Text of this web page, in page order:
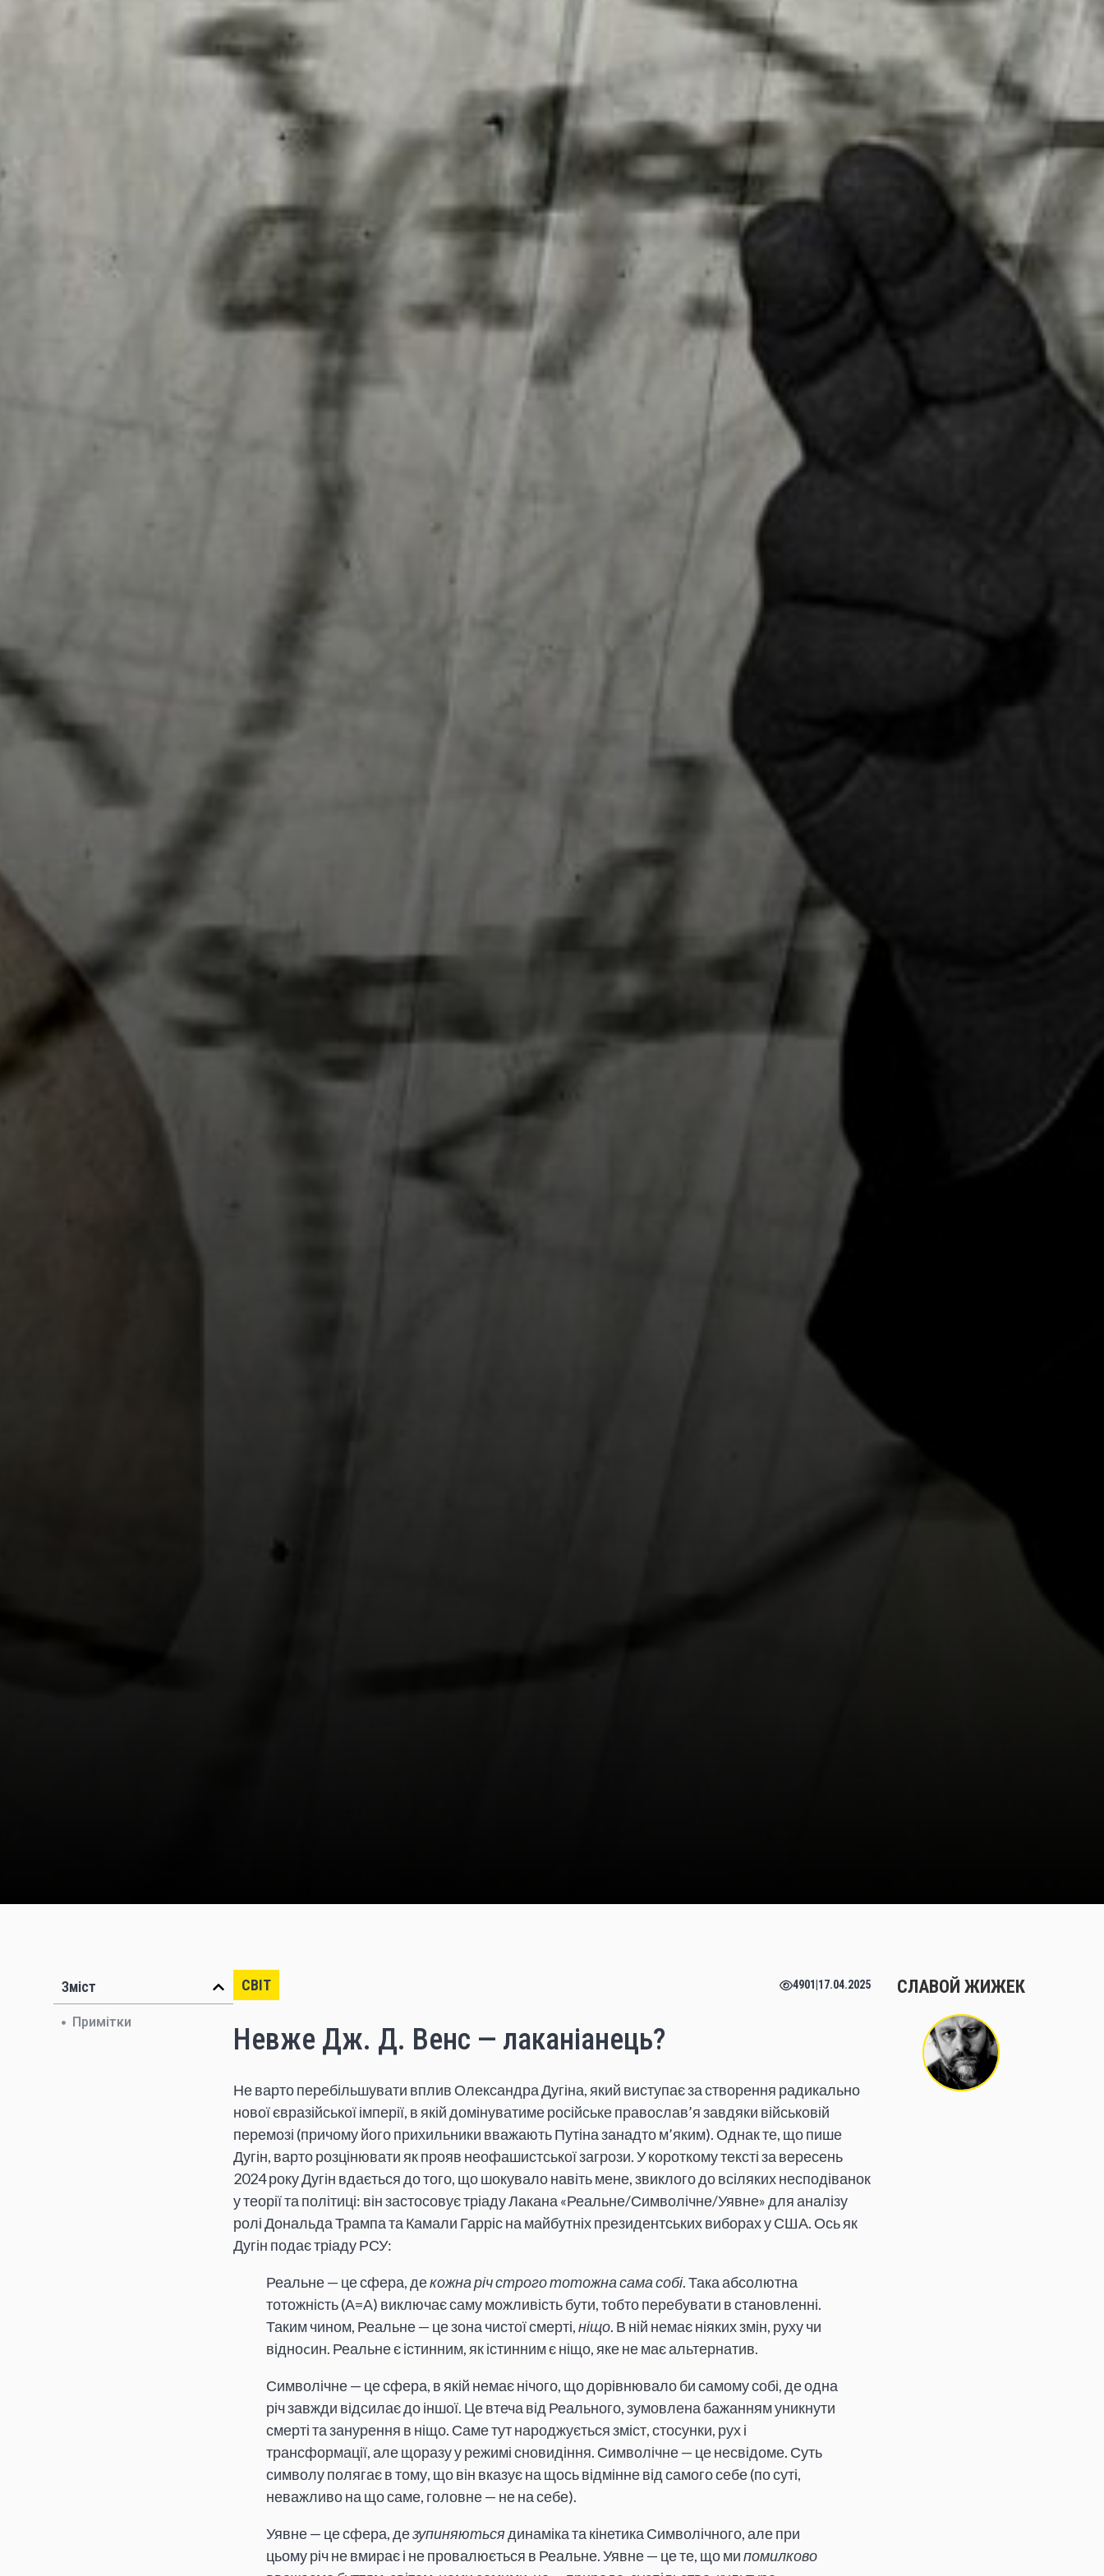
Зміст
Примітки
СВІТ 4901 17.04.2025
Невже Дж. Д. Венс — лаканіанець?
Не варто перебільшувати вплив Олександра Дугіна, який виступає за створення радикально
нової євразійської імперії, в якій домінуватиме російське православ’я завдяки військовій
перемозі (причому його прихильники вважають Путіна занадто м’яким). Однак те, що пише
Дугін, варто розцінювати як прояв неофашистської загрози. У короткому тексті за вересень
2024 року Дугін вдається до того, що шокувало навіть мене, звиклого до всіляких несподіванок
у теорії та політиці: він застосовує тріаду Лакана «Реальне/Символічне/Уявне» для аналізу
ролі Дональда Трампа та Камали Гарріс на майбутніх президентських виборах у США. Ось як
Дугін подає тріаду РСУ:
Реальне — це сфера, декожна річ строго тотожна сама собі. Така абсолютна
тотожність (А=А) виключає саму можливість бути, тобто перебувати в становленні.
Таким чином, Реальне — це зона чистої смерті,ніщо. В ній немає ніяких змін, руху чи
відноcин. Реальне є істинним, як істинним є ніщо, яке не має альтернатив.
Символічне — це сфера, в якій немає нічого, що дорівнювало би самому собі, де одна
річ завжди відсилає до іншої. Це втеча від Реального, зумовлена бажанням уникнути
смерті та занурення в ніщо. Саме тут народжується зміст, стосунки, рух і
трансформації, але щоразу у режимі сновидіння. Символічне — це несвідоме. Суть
символу полягає в тому, що він вказує на щось відмінне від самого себе (по суті,
неважливо на що саме, головне — не на себе).
Уявне — це сфера, дезупиняютьсядинаміка та кінетика Символічного, але при
цьому річ не вмирає і не провалюється в Реальне. Уявне — це те, що мипомилково
СЛАВОЙ ЖИЖЕК